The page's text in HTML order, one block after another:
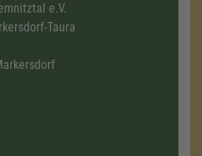
e.V.
Taura